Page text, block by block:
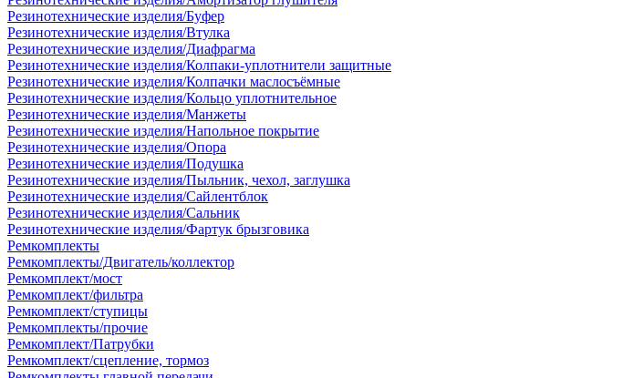
Резинотехнические изделия/Буфер
Резинотехнические изделия/Втулка
Резинотехнические изделия/Диафрагма
Резинотехнические изделия/Колпаки-уплотнители защитные
Резинотехнические изделия/Колпачки маслосъёмные
Резинотехнические изделия/Кольцо уплотнительное
Резинотехнические изделия/Манжеты
Резинотехнические изделия/Напольное покрытие
Резинотехнические изделия/Опора
Резинотехнические изделия/Подушка
Резинотехнические изделия/Пыльник, чехол, заглушка
Резинотехнические изделия/Сайлентблок
Резинотехнические изделия/Сальник
Резинотехнические изделия/Фартук брызговика
Ремкомплекты
Ремкомплекты/Двигатель/коллектор
Ремкомплект/мост
Ремкомплект/фильтра
Ремкомплект/ступицы
Ремкомплекты/прочие
Ремкомплект/Патрубки
Ремкомплект/сцепление, тормоз